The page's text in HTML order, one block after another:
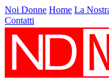
Noi Donne Home La
Contatti